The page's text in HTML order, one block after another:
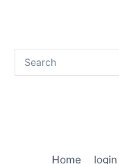
Home login